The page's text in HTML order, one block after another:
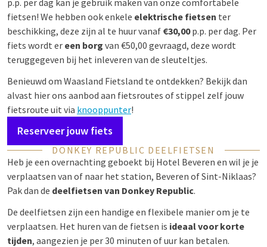
p.p. per dag kan je gebruik maken van onze comfortabele
fietsen! We hebben ook enkele elektrische fietsen ter
beschikking, deze zijn al te huur vanaf €30,00p.p. per dag. Per
fiets wordt er een borg van €50,00 gevraagd, deze wordt
teruggegeven bij het inleveren van de sleuteltjes.
Benieuwd om Waasland Fietsland te ontdekken? Bekijk dan
alvast hierons aanbod aan fietsroutes of stippel zelf jouw
fietsroute uit via knooppunter!
Reserveer jouw fiets
DONKEY REPUBLIC DEELFIETSEN
Heb je een overnachting geboekt bij Hotel Beveren en wil je je
verplaatsen van of naar het station, Beveren of Sint-Niklaas?
Pak dan de deelfietsen van Donkey Republic.
De deelfietsen zijn een handige en flexibele manier om je te
verplaatsen. Het huren van de fietsen is ideaal voor korte
tijden, aangezien je per 30 minuten of uur kan betalen.